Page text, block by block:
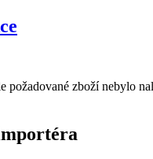
požadované zboží nebylo